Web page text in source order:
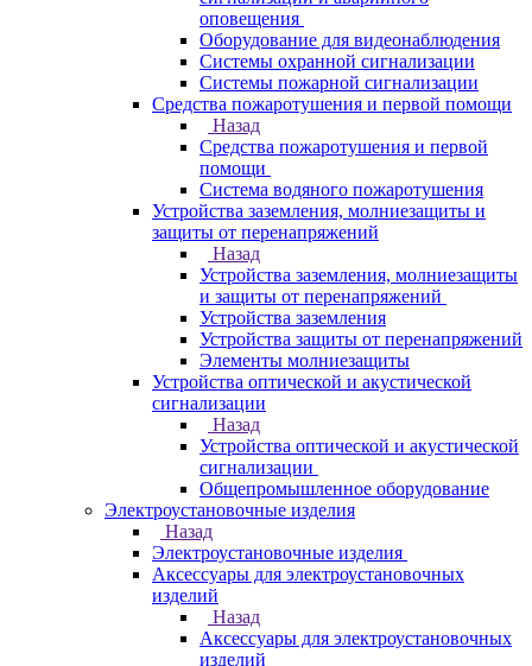
оповещения
Оборудование для видеонаблюдения
Системы охранной сигнализации
Системы пожарной сигнализации
Средства пожаротушения и первой помощи
Назад
Средства пожаротушения и первой
помощи
Система водяного пожаротушения
Устройства заземления, молниезащиты и
защиты от перенапряжений
Назад
Устройства заземления, молниезащиты
и защиты от перенапряжений
Устройства заземления
Устройства защиты от перенапряжений
Элементы молниезащиты
Устройства оптической и акустической
сигнализации
Назад
Устройства оптической и акустической
сигнализации
Общепромышленное оборудование
Электроустановочные изделия
Назад
Электроустановочные изделия
Аксессуары для электроустановочных
изделий
Назад
Аксессуары для электроустановочных
изделий